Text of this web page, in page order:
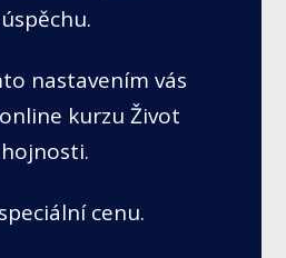
nastavením vás
kurzu Život
cenu.